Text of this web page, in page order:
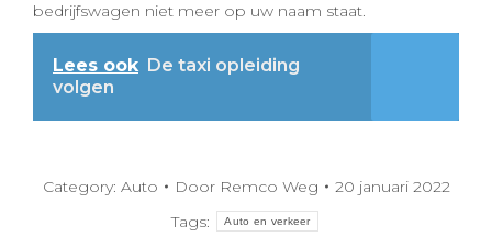
bedrijfswagen niet meer op uw naam staat.
Lees ook De taxi opleiding
volgen
Category: Auto Door Remco Weg
20 januari 2022
Tags:
Auto en verkeer